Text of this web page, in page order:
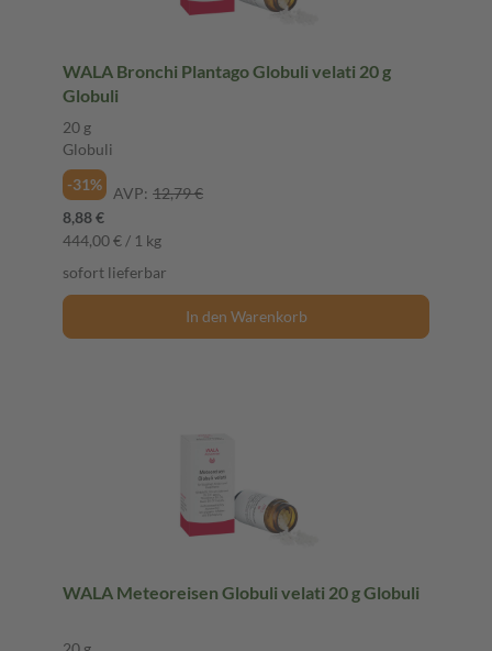
WALA Bronchi Plantago Globuli velati 20 g
Globuli
20 g
Globuli
-31%
AVP: 12,79 €
8,88 €
444,00 € / 1 kg
sofort lieferbar
In den Warenkorb
WALA Meteoreisen Globuli velati 20 g Globuli